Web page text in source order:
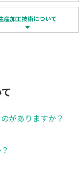
産加工技術について
がありますか？